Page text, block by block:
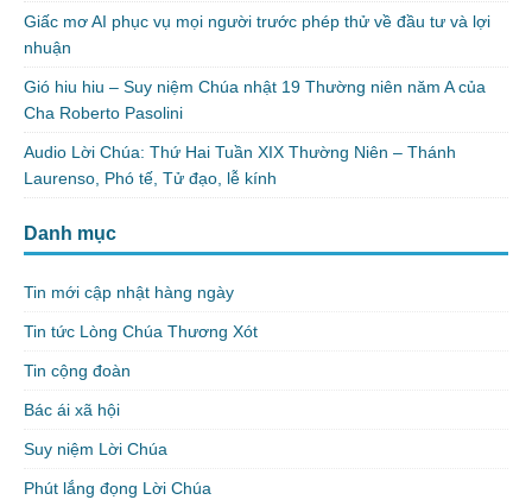
Giấc mơ AI phục vụ mọi người trước phép thử về đầu tư và lợi
nhuận
Gió hiu hiu – Suy niệm Chúa nhật 19 Thường niên năm A của
Cha Roberto Pasolini
Audio Lời Chúa: Thứ Hai Tuần XIX Thường Niên – Thánh
Laurenso, Phó tế, Tử đạo, lễ kính
Danh mục
Tin mới cập nhật hàng ngày
Tin tức Lòng Chúa Thương Xót
Tin cộng đoàn
Bác ái xã hội
Suy niệm Lời Chúa
Phút lắng đọng Lời Chúa